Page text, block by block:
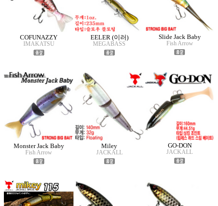
COFUNAZZY
IMAKATSU
EELER (이러)
MEGABASS
Slide Jack Baby
Fish Arrow
Monster Jack Baby
Fish Arrow
Miley
JACKALL
GO-DON
JACKALL